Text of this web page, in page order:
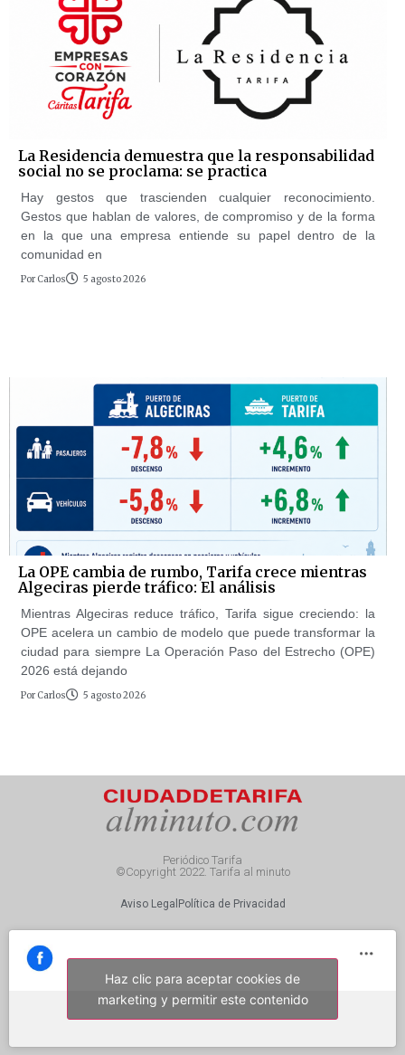
La Residencia demuestra que la responsabilidad
social no se proclama: se practica
Hay gestos que trascienden cualquier reconocimiento.
Gestos que hablan de valores, de compromiso y de la forma
en la que una empresa entiende su papel dentro de la
comunidad en
Por Carlos 5 agosto 2026
La OPE cambia de rumbo, Tarifa crece mientras
Algeciras pierde tráfico: El análisis
Mientras Algeciras reduce tráfico, Tarifa sigue creciendo: la
OPE acelera un cambio de modelo que puede transformar la
ciudad para siempre La Operación Paso del Estrecho (OPE)
2026 está dejando
Por Carlos 5 agosto 2026
Periódico Tarifa
©Copyright 2022. Tarifa al minuto
Aviso Legal Política de Privacidad
Haz clic para aceptar cookies de
marketing y permitir este contenido